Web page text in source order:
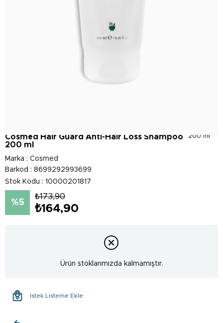
200 ml
Cosmed Hair Guard Anti-Hair Loss Shampoo
200 ml
Marka : Cosmed
Barkod : 8699292993699
Stok Kodu
10000201817
5
₺173,90
₺164,90
Ürün stoklarımızda kalmamıştır.
İstek Listeme Ekle